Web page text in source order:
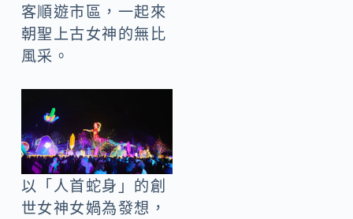
客順遊市區，一起來
朝聖上古女神的無比
風采。
以「人首蛇身」的創
世女神女媧為發想，